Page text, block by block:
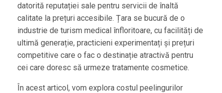
datorită reputației sale pentru servicii de înaltă
calitate la prețuri accesibile. Țara se bucură de o
industrie de turism medical înfloritoare, cu facilități de
ultimă generație, practicieni experimentați și prețuri
competitive care o fac o destinație atractivă pentru
cei care doresc să urmeze tratamente cosmetice.
În acest articol, vom explora costul peelingurilor